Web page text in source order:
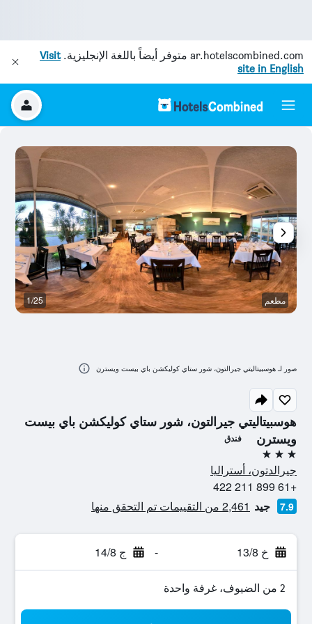
ar.hotelscombined.com متوفر أيضاً باللغة الإنجليزية.Visit
site in English
هوسبيتاليتي جيرالتون، شور ستاي كوليكشن باي بيست
ويسترن
فندق
3 نجوم
جيرالدتون، أستراليا
+61 899 211 422
7.9 جيد 2,461 من التقييمات تم التحقق منها
خ 13/8 - ج 14/8
2 من الضيوف، غرفة واحدة
مطعم 1/25
صور لـ هوسبيتاليتي جيرالتون، شور ستاي كوليكشن باي بيست ويسترن